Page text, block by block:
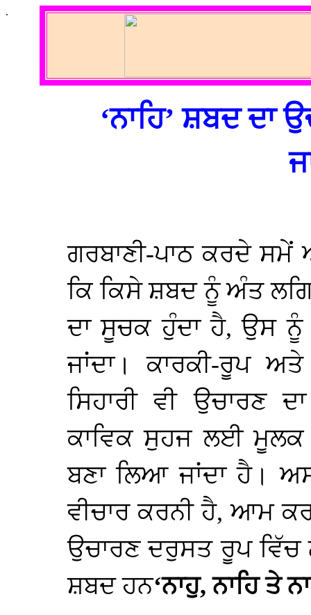
.
‘ਨਾਹਿ’ ਸ਼ਬਦ
ਗਰਬਾਣੀ-ਪਾਠ ਕਰਦੇ
ਕਿ ਕਿਸੇ ਸ਼ਬਦ ਨੂੰ ਅੰਤ
ਦਾ ਸੂਚਕ ਹੁੰਦਾ ਹੈ, ਉਸ ਨੂੰ
ਜਾਂਦਾ। ਕਾਰਕੀ-ਰੂਪ
ਸਿਹਾਰੀ ਵੀ ਉਚਾਰਣ
ਕਾਵਿਕ ਸੁਹਜ ਲਈ ਮੂਲਕ
ਬਣਾ ਲਿਆ ਜਾਂਦਾ ਹੈ।
ਵੀਚਾਰ ਕਰਨੀ ਹੈ, ਆਮ
ਉਚਾਰਣ ਦਰੁਸਤ ਰੂਪ ਵਿੱਚ
ਸ਼ਬਦ ਹਨ‘ਨਾਹੁ, ਨਾਹਿ ਤੇ